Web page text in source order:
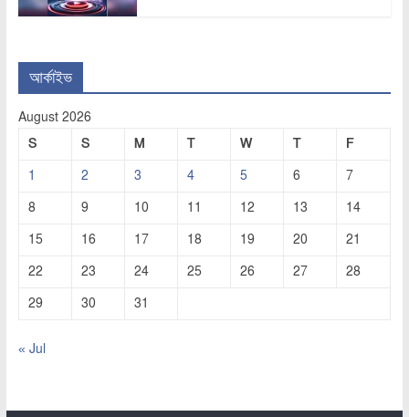
আর্কাইভ
August 2026
S
S M T W T
F
1
2 3 4 5 6
7
8
9 10 11 12 13
14
15
16 17 18 19 20
21
22
23 24 25 26 27
28
29
30 31
« Jul